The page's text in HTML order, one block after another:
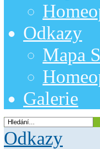
Odkazy
Mapa
Galerie
Odkazy